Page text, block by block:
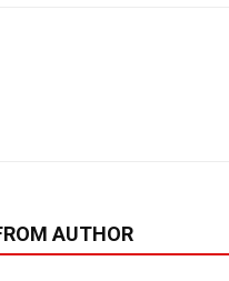
AUTHOR